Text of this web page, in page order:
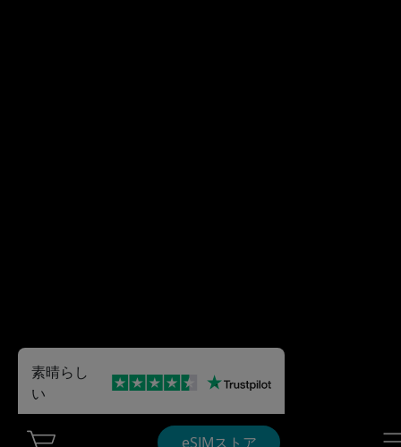
eSIMストア
素晴らし
い